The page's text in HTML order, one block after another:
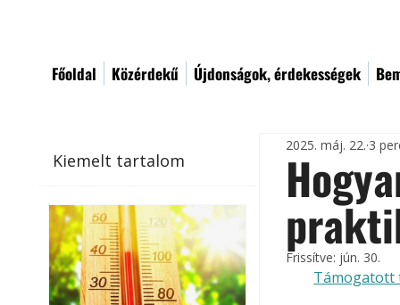
Főoldal Közérdekű Újdonságok, érdekességek
Kiemelt tartalom
2025. máj. 22. 3
Frissítve: jún. 30.
Támogatott